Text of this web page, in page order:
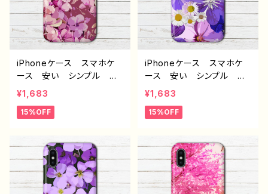
マホケース PART373-1
ン J1-9
iPhoneケース スマホケ
ース 安い シンプル 花
柄 おしゃれ かわいい
レディース 個性的 おす
すめ 人気 クリエイタ
Xperia Googlepixel
Galaxy Android アンド
ロイド ケース ノンブラン
ド オリジナル デザイン
¥1,683
15%OFF
iPhoneケース スマホケ
ース 安い シンプル 花
柄 おしゃれ ゆるかわ
可愛い レディース 個性
的 おすすめ 人気 クリ
4 5 6 Xperia Google
pixel Galaxy Android
アンドロイド ケース ノ
ンブランド オリジナル デ
¥1,683
15%OFF